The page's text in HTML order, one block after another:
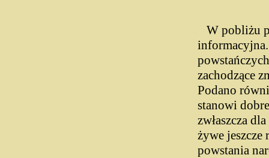
W pobliżu
zachodzące
Podano
stanowi
zwłaszcza
żywe jeszcze
powstania